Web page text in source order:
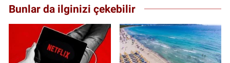
Bunlar da ilginizi çekebilir